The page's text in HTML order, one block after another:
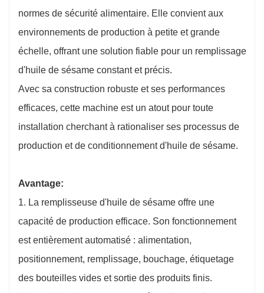
normes de sécurité alimentaire. Elle convient aux
environnements de production à petite et grande
échelle, offrant une solution fiable pour un remplissage
d'huile de sésame constant et précis.
Avec sa construction robuste et ses performances
efficaces, cette machine est un atout pour toute
installation cherchant à rationaliser ses processus de
production et de conditionnement d'huile de sésame.
Avantage:
1. La remplisseuse d'huile de sésame offre une
capacité de production efficace. Son fonctionnement
est entièrement automatisé : alimentation,
positionnement, remplissage, bouchage, étiquetage
des bouteilles vides et sortie des produits finis.